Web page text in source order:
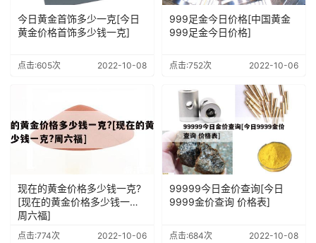
今日黄金首饰多少一克[今日
黄金价格首饰多少钱一克]
点击:605次 2022-10-08
999足金今日价格[中国黄金
999足金今日价格]
点击:752次 2022-10-06
现在的黄金价格多少钱一克?
[现在的黄金价格多少钱一克?
周六福]
点击:774次 2022-10-06
99999今日金价查询[今日
9999金价查询 价格表]
点击:684次 2022-10-08